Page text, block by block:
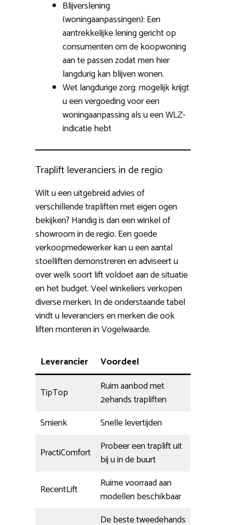
Blijverslening
(woningaanpassingen): Een
aantrekkelijke lening gericht op
consumenten om de koopwoning
aan te passen zodat men hier
langdurig kan blijven wonen.
Wet langdurige zorg: mogelijk krijgt
u een vergoeding voor een
woningaanpassing als u een WLZ-
indicatie hebt
Traplift leveranciers in de regio
Wilt u een uitgebreid advies of
verschillende trapliften met eigen ogen
bekijken? Handig is dan een winkel of
showroom in de regio. Een goede
verkoopmedewerker kan u een aantal
stoelliften demonstreren en adviseert u
over welk soort lift voldoet aan de situatie
en het budget. Veel winkeliers verkopen
diverse merken. In de onderstaande tabel
vindt u leveranciers en merken die ook
liften monteren in Vogelwaarde.
Leverancier Voordeel
TipTop
Ruim aanbod met
2ehands trapliften
Smienk
Snelle levertijden
PractiComfort
Probeer een traplift uit
bij u in de buurt
RecentLift
Ruime voorraad aan
modellen beschikbaar
De beste tweedehands